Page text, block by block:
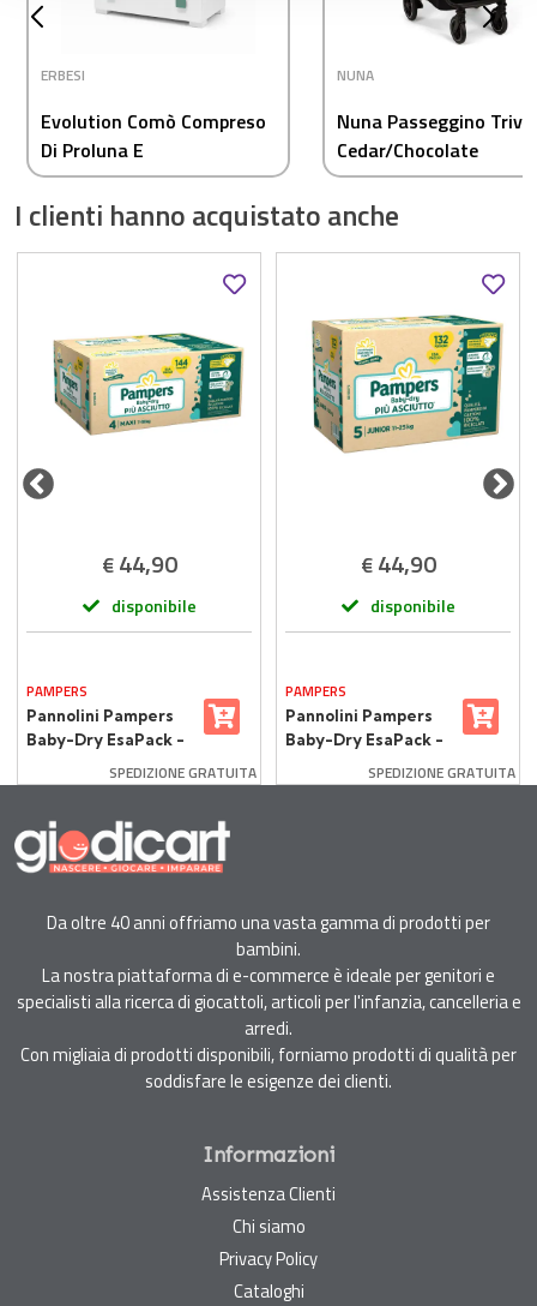
ERBESI
Evolution Comò Compreso
Di Proluna E
Coprifasciatoio Bianco
Salvia
NUNA
Nuna Passeggino Triv
Cedar/Chocolate
I clienti hanno acquistato anche
€ 44,90
disponibile
PAMPERS
Pannolini Pampers
Baby-Dry EsaPack -
144 Pezzi
SPEDIZIONE GRATUITA
€ 44,90
disponibile
PAMPERS
Pannolini Pampers
Baby-Dry EsaPack -
132 Pezzi
SPEDIZIONE GRATUITA
Da oltre 40 anni offriamo una vasta gamma di prodotti per
bambini.
La nostra piattaforma di e-commerce è ideale per genitori e
specialisti alla ricerca di giocattoli, articoli per l'infanzia, cancelleria e
arredi.
Con migliaia di prodotti disponibili, forniamo prodotti di qualità per
soddisfare le esigenze dei clienti.
Informazioni
Assistenza Clienti
Chi siamo
Privacy Policy
Cataloghi